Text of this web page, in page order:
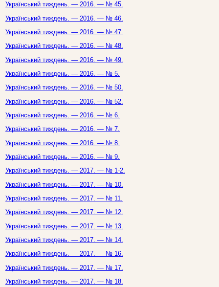
Український тиждень. — 2016. — № 45.
Український тиждень. — 2016. — № 46.
Український тиждень. — 2016. — № 47.
Український тиждень. — 2016. — № 48.
Український тиждень. — 2016. — № 49.
Український тиждень. — 2016. — № 5.
Український тиждень. — 2016. — № 50.
Український тиждень. — 2016. — № 52.
Український тиждень. — 2016. — № 6.
Український тиждень. — 2016. — № 7.
Український тиждень. — 2016. — № 8.
Український тиждень. — 2016. — № 9.
Український тиждень. — 2017. — № 1-2.
Український тиждень. — 2017. — № 10.
Український тиждень. — 2017. — № 11.
Український тиждень. — 2017. — № 12.
Український тиждень. — 2017. — № 13.
Український тиждень. — 2017. — № 14.
Український тиждень. — 2017. — № 16.
Український тиждень. — 2017. — № 17.
Український тиждень. — 2017. — № 18.